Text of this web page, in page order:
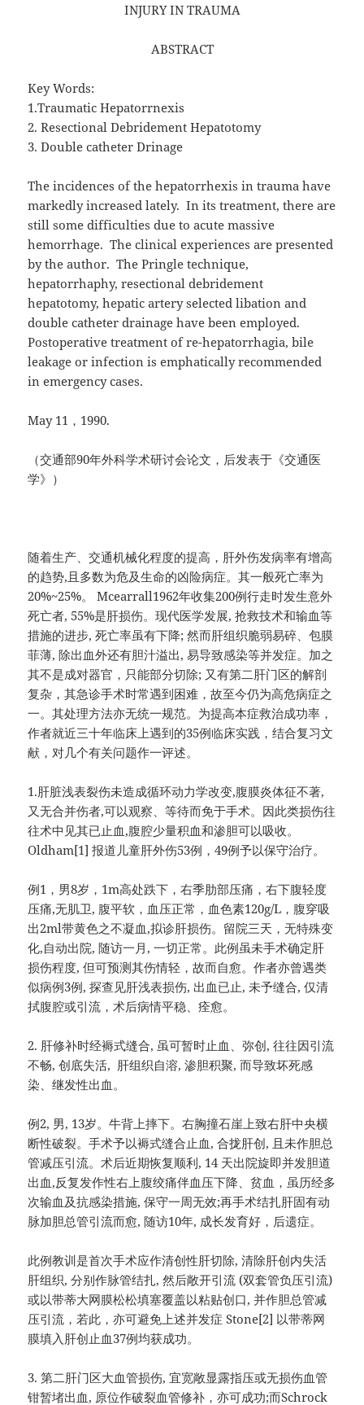
INJURY IN TRAUMA
ABSTRACT
Key Words:
1.Traumatic Hepatorrnexis
2. Resectional Debridement Hepatotomy
3. Double catheter Drinage
The incidences of the hepatorrhexis in trauma have
markedly increased lately. In its treatment, there are
still some difficulties due to acute massive
hemorrhage. The clinical experiences are presented
by the author. The Pringle technique,
hepatorrhaphy, resectional debridement
hepatotomy, hepatic artery selected libation and
double catheter drainage have been employed.
Postoperative treatment of re-hepatorrhagia, bile
leakage or infection is emphatically recommended
in emergency cases.
May 11，1990.
（交通部90年外科学术研讨会论文，后发表于《交通医
学》）
随着生产、交通机械化程度的提高，肝外伤发病率有增高
的趋势,且多数为危及生命的凶险病症。其一般死亡率为
20%~25%。 Mcearrall1962年收集200例行走时发生意外
死亡者, 55%是肝损伤。现代医学发展, 抢救技术和输血等
措施的进步, 死亡率虽有下降; 然而肝组织脆弱易碎、包膜
菲薄, 除出血外还有胆汁溢出, 易导致感染等并发症。加之
其不是成对器官，只能部分切除; 又有第二肝门区的解剖
复杂，其急诊手术时常遇到困难，故至今仍为高危病症之
一。其处理方法亦无统一规范。为提高本症救治成功率，
作者就近三十年临床上遇到的35例临床实践，结合复习文
献，对几个有关问题作一评述。
1.肝脏浅表裂伤未造成循环动力学改变,腹膜炎体征不著,
又无合并伤者,可以观察、等待而免于手术。因此类损伤往
往术中见其已止血,腹腔少量积血和渗胆可以吸收。
Oldham[1] 报道儿童肝外伤53例，49例予以保守治疗。
例1，男8岁，1m高处跌下，右季肋部压痛，右下腹轻度
压痛,无肌卫, 腹平软，血压正常，血色素120g/L，腹穿吸
出2ml带黄色之不凝血,拟诊肝损伤。留院三天，无特殊变
化,自动出院, 随访一月, 一切正常。此例虽未手术确定肝
损伤程度, 但可预测其伤情轻，故而自愈。作者亦曾遇类
似病例3例, 探查见肝浅表损伤, 出血已止, 未予缝合, 仅清
拭腹腔或引流，术后病情平稳、痊愈。
2. 肝修补时经褥式缝合, 虽可暂时止血、弥创, 往往因引流
不畅, 创底失活, 肝组织自溶, 渗胆积聚, 而导致坏死感
染、继发性出血。
例2, 男, 13岁。牛背上摔下。右胸撞石崖上致右肝中央横
断性破裂。手术予以褥式缝合止血, 合拢肝创, 且未作胆总
管减压引流。术后近期恢复顺利, 14 天出院旋即并发胆道
出血,反复发作性右上腹绞痛伴血压下降、贫血，虽历经多
次输血及抗感染措施, 保守一周无效;再手术结扎肝固有动
脉加胆总管引流而愈, 随访10年, 成长发育好，后遗症。
此例教训是首次手术应作清创性肝切除, 清除肝创内失活
肝组织, 分别作脉管结扎, 然后敞开引流 (双套管负压引流)
或以带蒂大网膜松松填塞覆盖以粘贴创口, 并作胆总管减
压引流，若此，亦可避免上述并发症 Stone[2] 以带蒂网
膜填入肝创止血37例均获成功。
3. 第二肝门区大血管损伤, 宜宽敞显露指压或无损伤血管
钳暂堵出血, 原位作破裂血管修补，亦可成功;而Schrock